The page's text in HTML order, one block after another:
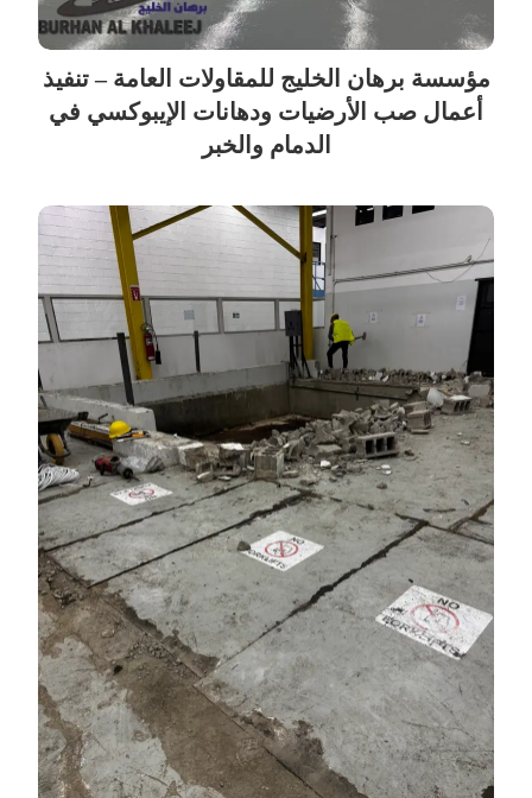
مؤسسة برهان الخليج للمقاولات العامة – تنفيذ
أعمال صب الأرضيات ودهانات الإيبوكسي في
الدمام والخبر